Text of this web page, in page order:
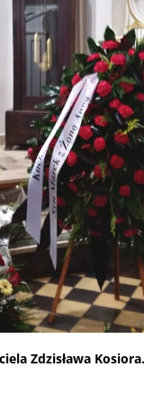
Zdzisława